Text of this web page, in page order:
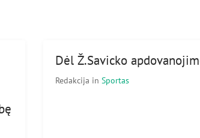
Dėl Ž.Savicko
Redakcija in Sportas